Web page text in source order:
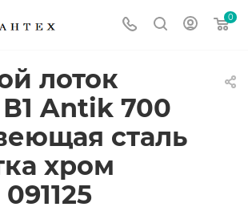
0
лоток
Antik 700
сталь
хром